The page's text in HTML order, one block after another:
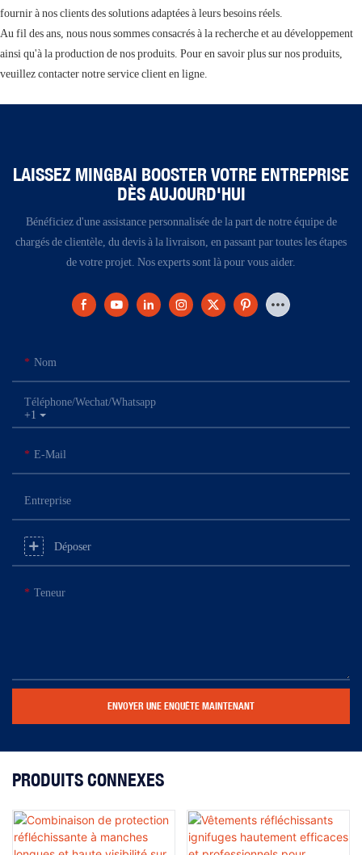
fournir à nos clients des solutions adaptées à leurs besoins réels.
Au fil des ans, nous nous sommes consacrés à la recherche et au développement
ainsi qu'à la production de nos produits. Pour en savoir plus sur nos produits,
veuillez contacter notre service client en ligne.
LAISSEZ MINGBAI BOOSTER VOTRE ENTREPRISE
DÈS AUJOURD'HUI
Bénéficiez d'une assistance personnalisée de la part de notre équipe de
chargés de clientèle, du devis à la livraison, en passant par toutes les étapes
de votre projet. Nos experts sont là pour vous aider.
Nom
+1
Téléphone/Wechat/Whatsapp
E-Mail
Entreprise
Déposer
Teneur
ENVOYER UNE ENQUÊTE MAINTENANT
PRODUITS CONNEXES